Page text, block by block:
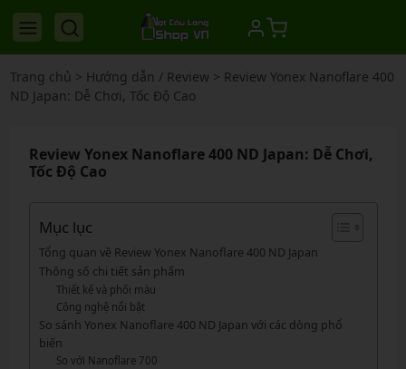
Trang chủ > Hướng dẫn / Review> Review Yonex Nanoflare 400
ND Japan: Dễ Chơi, Tốc Độ Cao
Review Yonex Nanoflare 400 ND Japan: Dễ Chơi,
Tốc Độ Cao
Mục lục
Tổng quan về Review Yonex Nanoflare 400 ND Japan
Thông số chi tiết sản phẩm
Thiết kế và phối màu
Công nghệ nổi bật
So sánh Yonex Nanoflare 400 ND Japan với các dòng phổ
biến
So với Nanoflare 700